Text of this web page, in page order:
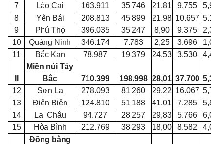
7
Lào Cai 163.911 35.746 21,81 9.755
5,95
8
Yên Bái 208.813 45.899 21,98 10.657 5,10
9
Phú Thọ 396.035 35.247 8,90 9.375
2,37
10
Quảng Ninh 346.174 7.783 2,25 3.696
1,07
11
Bắc Kạn 78.987 19.379 24,53 3.530 4,47
Miền núi Tây
Bắc
710.399 198.998 28,01 37.700 5,31
12
Sơn La 278.093 81.260 29,22 16.067 5,78
13
Điện Biên 124.810 51.188 41,01 7.285
5,84
14
Lai Châu 94.727 28.257 29,83 5.766
6,09
15
Hòa Bình 212.769 38.293 18,00 8.582 4,03
Đồng bằng